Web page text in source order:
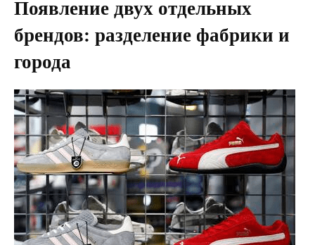
Появление двух отдельных
брендов: разделение фабрики и
города